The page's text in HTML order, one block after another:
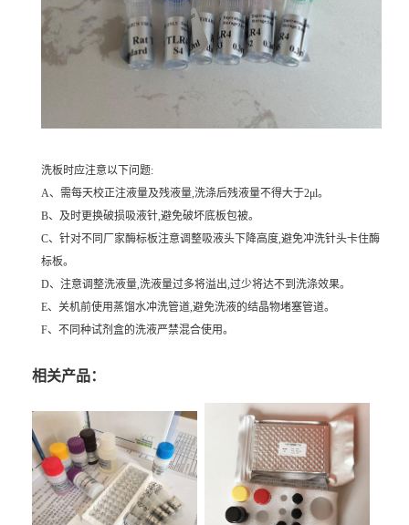
洗板时应注意以下问题:
A、需每天校正注液量及残液量,洗涤后残液量不得大于2μl。
B、及时更换破损吸液针,避免破坏底板包被。
C、针对不同厂家酶标板注意调整吸液头下降高度,避免冲洗针头卡住酶
标板。
D、注意调整洗液量,洗液量过多将溢出,过少将达不到洗涤效果。
E、关机前使用蒸馏水冲洗管道,避免洗液的结晶物堵塞管道。
F、不同种试剂盒的洗液严禁混合使用。
相关产品：